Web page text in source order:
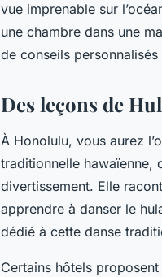
vue imprenable sur
une chambre dans une
de conseils
Des leçons de
À Honolulu, vous aurez
traditionnelle hawaïenne,
divertissement. Elle
apprendre à danser le
dédié à cette danse
Certains hôtels